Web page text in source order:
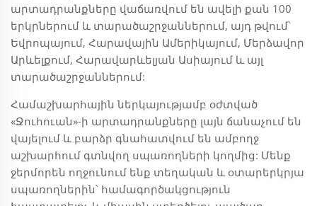
արտադրանքները վաճառվում են ավելի քան 100
երկրներում և տարածաշրջաններում, այդ թվում՝
Եվրոպայում, Հարավային Ամերիկայում, Մերձավոր
Արևելքում, Հարավարևելյան Ասիայում և այլ
տարածաշրջաններում:
Համաշխարհային ներկայությամբ օժտված
«Ջուհուան»-ի արտադրանքները լայն ճանաչում են
վայելում և բարձր գնահատվում են ամբողջ
աշխարհում գտնվող սպառողների կողմից: Մենք
ջերմորեն ողջունում ենք տեղական և օտարերկրյա
սպառողներին՝ համագործակցություն